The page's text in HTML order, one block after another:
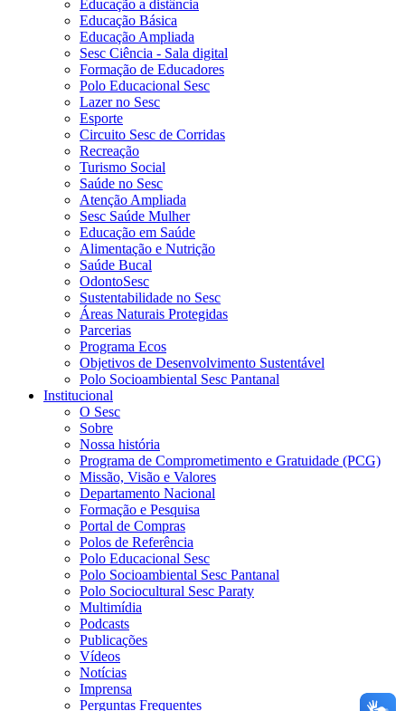
Educação a distância
Educação Básica
Educação Ampliada
Sesc Ciência - Sala digital
Formação de Educadores
Polo Educacional Sesc
Lazer no Sesc
Esporte
Circuito Sesc de Corridas
Recreação
Turismo Social
Saúde no Sesc
Atenção Ampliada
Sesc Saúde Mulher
Educação em Saúde
Alimentação e Nutrição
Saúde Bucal
OdontoSesc
Sustentabilidade no Sesc
Áreas Naturais Protegidas
Parcerias
Programa Ecos
Objetivos de Desenvolvimento Sustentável
Polo Socioambiental Sesc Pantanal
Institucional
O Sesc
Sobre
Nossa história
Programa de Comprometimento e Gratuidade (PCG)
Missão, Visão e Valores
Departamento Nacional
Formação e Pesquisa
Portal de Compras
Polos de Referência
Polo Educacional Sesc
Polo Socioambiental Sesc Pantanal
Polo Sociocultural Sesc Paraty
Multimídia
Podcasts
Publicações
Vídeos
Notícias
Imprensa
Perguntas Frequentes